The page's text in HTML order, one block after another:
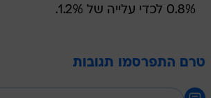
0.8% לכדי עלייה של 1.2%.
טרם התפרסמו תגובות